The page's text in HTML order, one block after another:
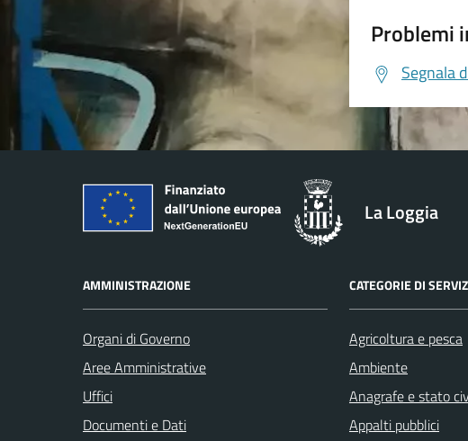
Problemi
Segnala
La Loggia
AMMINISTRAZIONE
Organi di Governo
Aree Amministrative
Uffici
Documenti e Dati
CATEGORIE DI
Agricoltura e pesca
Ambiente
Anagrafe e stato
Appalti pubblici